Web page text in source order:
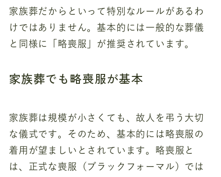
家族葬だからといって特別なルールがあるわ
けではありません。基本的には一般的な葬儀
と同様に「略喪服」が推奨されています。
家族葬でも略喪服が基本
家族葬は規模が小さくても、故人を弔う大切
な儀式です。そのため、基本的には略喪服の
着用が望ましいとされています。略喪服と
は、正式な喪服（ブラックフォーマル）では